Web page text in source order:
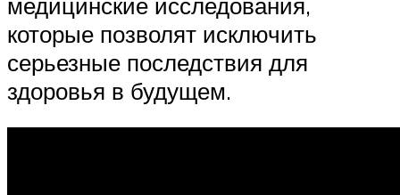
которые позволят исключить
серьезные последствия для
здоровья в будущем.